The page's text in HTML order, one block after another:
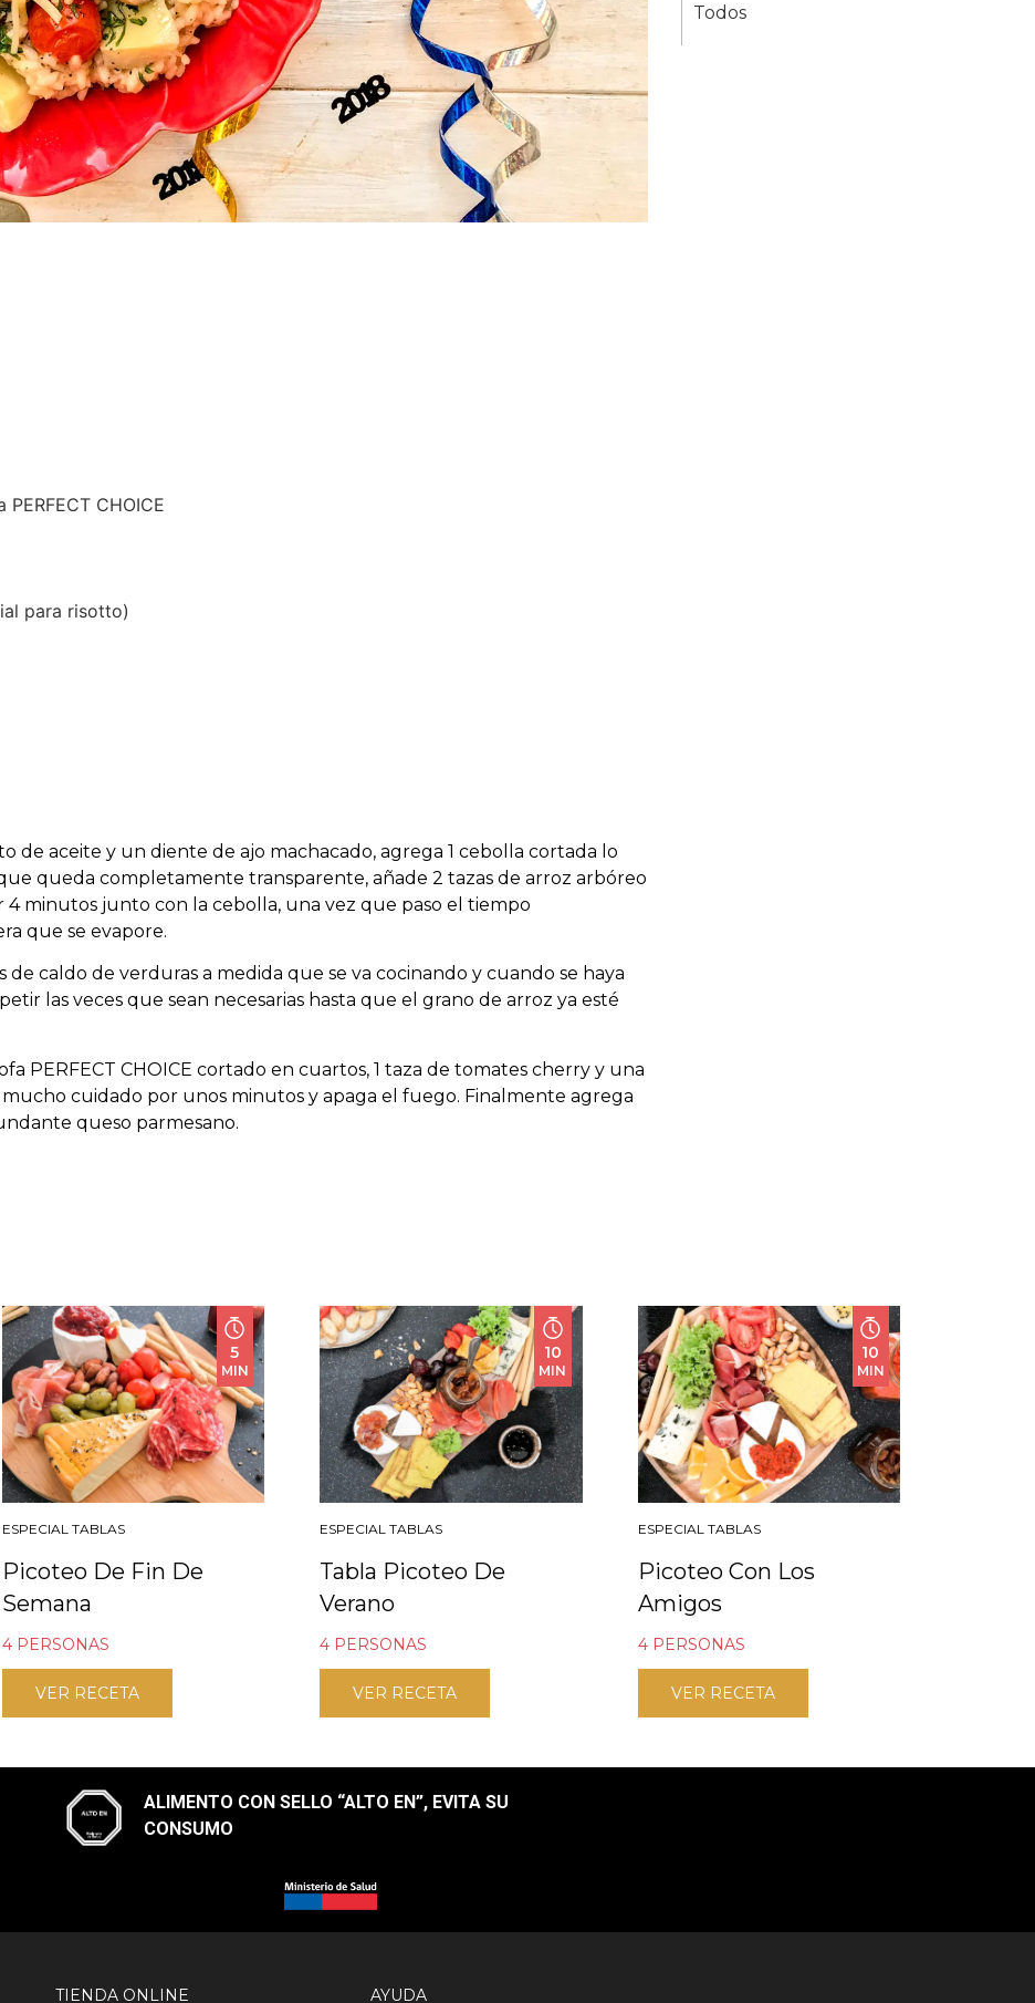
CHOICE
para risotto)
de aceite y un diente de ajo machacado, agrega 1 cebolla cortada lo
queda completamente transparente, añade 2 tazas de arroz arbóreo
4 minutos junto con la cebolla, una vez que paso el tiempo
que se evapore.
caldo de verduras a medida que se va cocinando y cuando se haya
las veces que sean necesarias hasta que el grano de arroz ya esté
PERFECT CHOICE cortado en cuartos, 1 taza de tomates cherry y una
cuidado por unos minutos y apaga el fuego. Finalmente agrega
queso parmesano.
Todos
5
MIN
ESPECIAL TABLAS
Picoteo De Fin De
Semana
4 PERSONAS
VER RECETA
10
MIN
ESPECIAL TABLAS
Tabla Picoteo De
Verano
4 PERSONAS
VER RECETA
10
MIN
ESPECIAL TABLAS
Picoteo Con Los
Amigos
4 PERSONAS
VER RECETA
ALIMENTO CON SELLO “ALTO EN”, EVITA SU
CONSUMO​
TIENDA ONLINE AYUDA